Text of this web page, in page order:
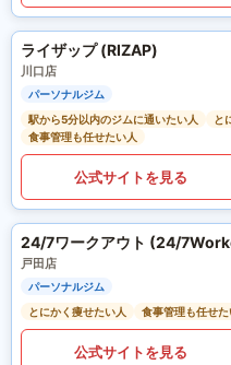
ライザップ (RIZAP)
川口店
パーソナルジム
駅から5分以内のジムに通いたい人
と
食事管理も任せたい人
公式サイトを見る
24/7ワークアウト (24/
戸田店
パーソナルジム
とにかく痩せたい人
食事管理も任せた
公式サイトを見る